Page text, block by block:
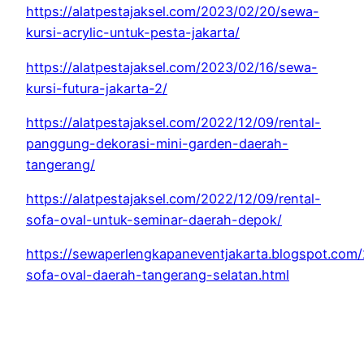
https://alatpestajaksel.com/2023/02/20/sewa-
kursi-acrylic-untuk-pesta-jakarta/
https://alatpestajaksel.com/2023/02/16/sewa-
kursi-futura-jakarta-2/
https://alatpestajaksel.com/2022/12/09/rental-
panggung-dekorasi-mini-garden-daerah-
tangerang/
https://alatpestajaksel.com/2022/12/09/rental-
sofa-oval-untuk-seminar-daerah-depok/
https://
sofa-oval-daerah-tangerang-selatan.html